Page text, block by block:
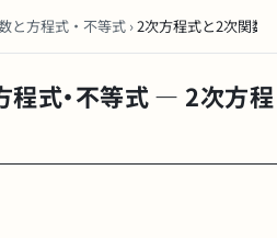
と方程式・不等式 ›2次方程式と2次関数
程式・不等式 — 2次方程